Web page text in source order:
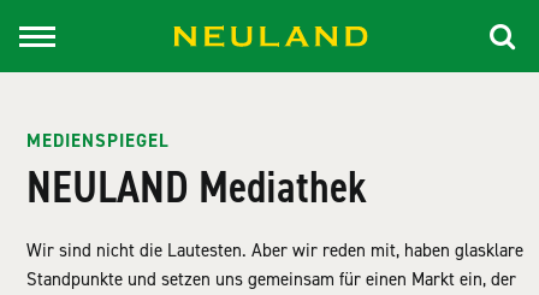
MEDIENSPIEGEL
NEULAND Mediathek
Wir sind nicht die Lautesten. Aber wir reden mit, haben glasklare
Standpunkte und setzen uns gemeinsam für einen Markt ein, der